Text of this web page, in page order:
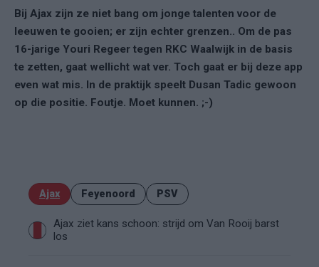
Bij Ajax zijn ze niet bang om jonge talenten voor de
leeuwen te gooien; er zijn echter grenzen.. Om de pas
16-jarige Youri Regeer tegen RKC Waalwijk in de basis
te zetten, gaat wellicht wat ver. Toch gaat er bij deze app
even wat mis. In de praktijk speelt Dusan Tadic gewoon
op die positie. Foutje. Moet kunnen. ;-)
Ajax Feyenoord PSV
Ajax ziet kans schoon: strijd om Van Rooij barst
los